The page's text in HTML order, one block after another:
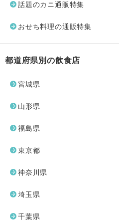
話題のカニ通販特集
おせち料理の通販特集
都道府県別の飲食店
宮城県
山形県
福島県
東京都
神奈川県
埼玉県
千葉県